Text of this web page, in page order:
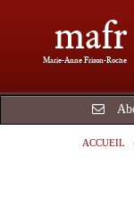
mafr
Marie-Anne Frison-Roche
ACCUEIL